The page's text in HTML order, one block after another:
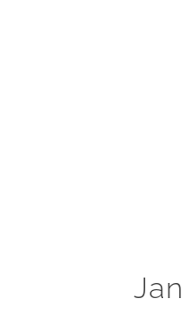
Jan